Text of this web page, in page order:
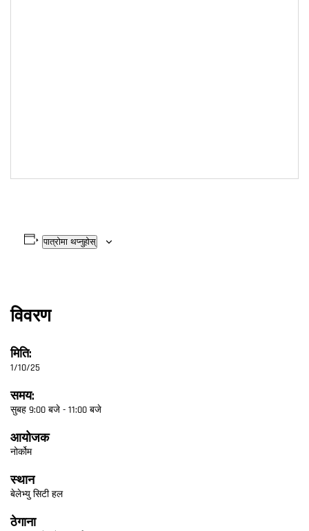
पात्रोमा थप्नुहोस्
विवरण
मिति:
1/10/25
समय:
सुबह 9:00 बजे - 11:00 बजे
आयोजक
नोर्कोम
स्थान
बेलेभ्यु सिटी हल
ठेगाना